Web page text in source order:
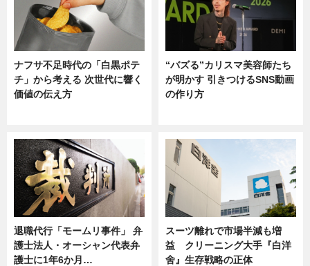
ナフサ不足時代の「白黒ポテ
チ」から考える 次世代に響く
価値の伝え方
“バズる”カリスマ美容師たち
が明かす 引きつけるSNS動画
の作り方
退職代行「モームリ事件」 弁
護士法人・オーシャン代表弁
護士に1年6か月…
スーツ離れで市場半減も増
益 クリーニング大手『白洋
舍』生存戦略の正体